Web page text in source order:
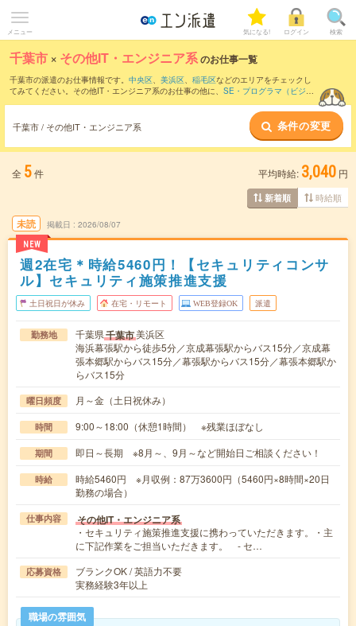
メニュー 気になる! ログイン 検索
千葉市 × その他IT・エンジニア系のお仕事一覧
千葉市の派遣のお仕事情報です。 中央区、 美浜区、 稲毛区などのエリアをチェックし
てみてください。その他IT・エンジニア系のお仕事の他に、 SE・プログラマ（ビジネ
などの期間や、職種未経
験OKなどのこだわり条件で絞り込んでいただけます。
千葉市 / その他IT・エンジニア系 条件の変更
全 5件 平均時給: 3,040 円
新着順 時給順
未読
NEW
掲載日 2026/08/07
週2在宅＊時給5460円！【セキュリティコンサ
ル】セキュリティ施策推進支援
土日祝日が休み 在宅・リモート WEB登録OK 派遣
勤務地 千葉県千葉市美浜区
海浜幕張駅から徒歩5分／京成幕張駅からバス15分／京成幕
張本郷駅からバス15分／幕張駅からバス15分／幕張本郷駅か
らバス15分
曜日頻度 月～金（土日祝休み）
時間 9:00～18:00（休憩1時間） ※残業ほぼなし
期間 即日～長期 ※8月～、9月～など開始日ご相談ください！
時給
時給5460円 ※月収例：87万3600円（5460円×8時間×20日
勤務の場合）
仕事内容 その他IT・エンジニア系
・セキュリティ施策推進支援に携わっていただきます。・主
に下記作業をご担当いただきます。 - セ…
応募資格
ブランクOK / 英語力不要
実務経験3年以上
職場の雰囲気